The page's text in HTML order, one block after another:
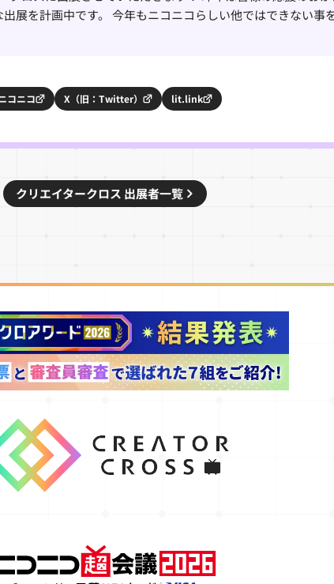
展を計画中です。 今年もニコニコらしい他ではできない事
コニコ X（旧：Twitter） lit.link
クリエイタークロス 出展者一覧